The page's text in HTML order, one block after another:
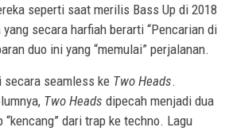
seperti saat merilis Bass Up di 2018
secara harfiah berarti “Pencarian di
duo ini yang “memulai” perjalanan.
secara seamless ke Two Heads.
Two Heads dipecah menjadi dua
“kencang” dari trap ke techno. Lagu